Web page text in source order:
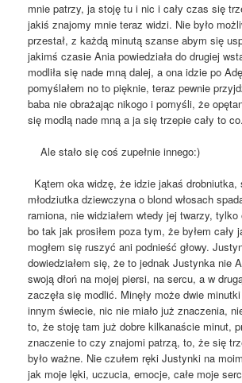
mnie patrzy, ja stoję tu i nic i cały czas się
jakiś znajomy mnie teraz widzi. Nie było
przestał, z każdą minutą szanse abym się
jakimś czasie Ania powiedziała do drugiej
modliła się nade mną dalej, a ona idzie po
pomyślałem no to pięknie, teraz pewnie
baba nie obrażając nikogo i pomyśli, że
się modlą nade mną a ja się trzepie cały to
Ale stało się coś zupełnie innego:)
Kątem oka widzę, że idzie jakaś drobniutka,
młodziutka dziewczyna o blond włosach
ramiona, nie widziałem wtedy jej twarzy, tylko
bo tak jak prosiłem poza tym, że byłem cały
mogłem się ruszyć ani podnieść głowy.
dowiedziałem się, że to jednak Justynka nie
swoją dłoń na mojej piersi, na sercu, a w
zaczęła się modlić. Minęły może dwie
innym świecie, nic nie miało już znaczenia,
to, że stoję tam już dobre kilkanaście minut,
znaczenie to czy znajomi patrzą, to, że się
było ważne. Nie czułem ręki Justynki na
jak moje lęki, uczucia, emocje, całe moje